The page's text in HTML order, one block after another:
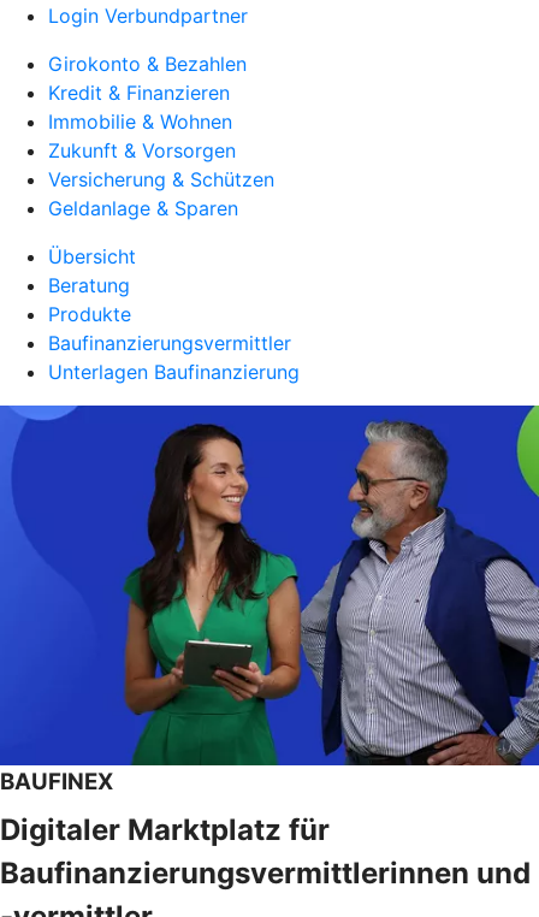
Login Verbundpartner
Girokonto & Bezahlen
Kredit & Finanzieren
Immobilie & Wohnen
Zukunft & Vorsorgen
Versicherung & Schützen
Geldanlage & Sparen
Übersicht
Beratung
Produkte
Baufinanzierungsvermittler
Unterlagen Baufinanzierung
BAUFINEX
Digitaler Marktplatz für
Baufinanzierungsvermittlerinnen und